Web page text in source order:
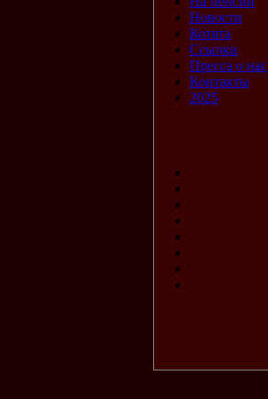
Новости
Котята
Ссылки
Пресса о нас
Контакты
2025